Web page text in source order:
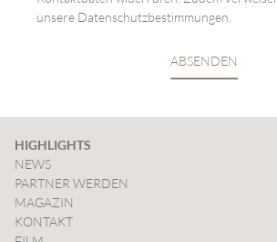
unsere Datenschutzbestimmungen
ABSENDEN
HIGHLIGHTS
NEWS
PARTNER WERDEN
MAGAZIN
KONTAKT